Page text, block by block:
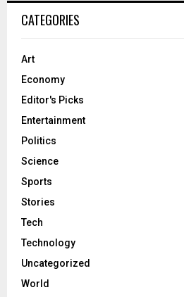
CATEGORIES
Art
Economy
Editor's Picks
Entertainment
Politics
Science
Sports
Stories
Tech
Technology
Uncategorized
World